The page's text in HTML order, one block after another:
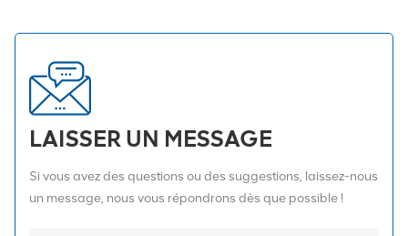
LAISSER UN MESSAGE
Si vous avez des questions ou des suggestions, laissez-nous
un message, nous vous répondrons dès que possible !